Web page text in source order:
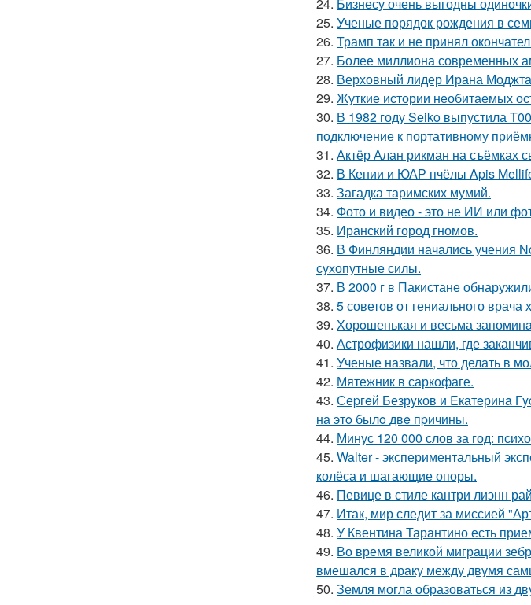
25. Ученые порядок рождения в
26. Трамп так и не принял
27. Более миллиона современных
28. Верховный лидер Ирана
29. Жуткие истории необитаемых
30. В 1982 году Seiko выпустила
подключение к портативному
31. Актёр Алан рикман на съёмках
32. В Кении и ЮАР пчёлы Apis
33. Загадка таримских мумий.
34. Фото и видео - это не ИИ или
35. Иранский город гномов.
36. В Финляндии начались учения
сухопутные силы.
37. В 2000 г в Пакистане
38. 5 советов от гениального
39. Хорoшенькая и весьма
40. Астрофизики нашли, где
41. Ученые назвали, что делать в
42. Мятежник в саркофаге.
43. Сеpгeй Безрyков и Eкатeринa
на этo былo двe пpичины.
44. Минус 120 000 слов за год:
45. Walter - экспериментальный
колёса и шагающие опоры.
46. Певице в стиле кантри лиэнн
47. Итак, мир следит за миссией
48. У Квентина Тарантино есть
49. Во время великой миграции
вмешался в драку между двумя
50. Земля могла образоваться из